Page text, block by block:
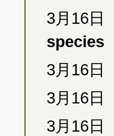
3月16日
species
3月16日
3月16日
3月16日